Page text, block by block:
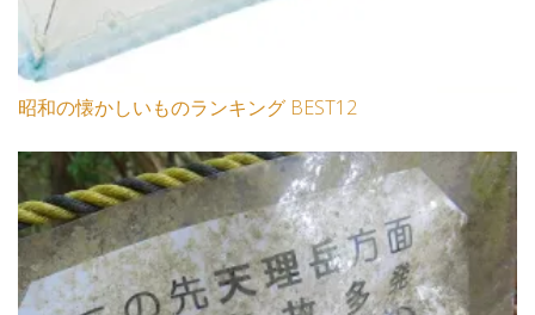
昭和の懐かしいものランキング BEST12